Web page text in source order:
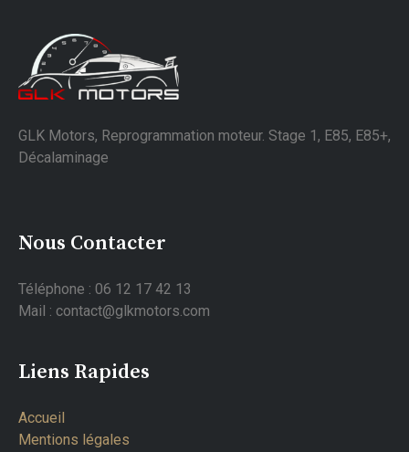
GLK Motors, Reprogrammation moteur. Stage 1, E85, E85+,
Décalaminage
Nous Contacter
Téléphone : 06 12 17 42 13
Mail : contact@glkmotors.com
Liens Rapides
Accueil
Mentions légales